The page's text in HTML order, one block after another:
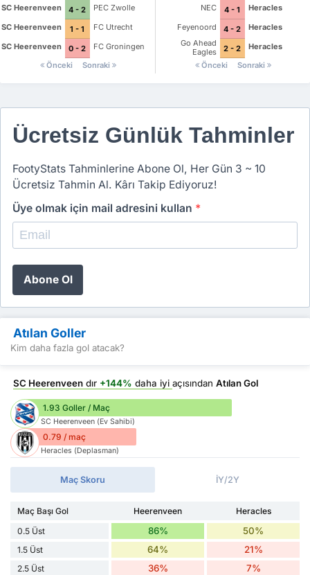
SC Heerenveen 4 - 2
PEC Zwolle
SC Heerenveen
1 - 1
FC Utrecht
SC Heerenveen
0 - 2
FC Groningen
Önceki
Sonraki
NEC 4 - 1
Heracles
Feyenoord
4 - 2
Heracles
Go Ahead
Eagles
2 - 2
Heracles
Önceki
Sonraki
Ücretsiz Günlük Tahminler
FootyStats Tahminlerine Abone Ol, Her Gün 3 ~ 10
Ücretsiz Tahmin Al. Kârı Takip Ediyoruz!
Üye olmak için mail adresini kullan *
Abone Ol
Atılan Goller
Kim daha fazla gol atacak?
SC Heerenveen dır +144% daha iyi açısından Atılan Gol
1.93 Goller / Maç
SC Heerenveen (Ev Sahibi)
0.79 / maç
Heracles (Deplasman)
Maç Skoru İY/2Y
Maç Başı Gol Heerenveen
Heracles
0.5 Üst
86% 50%
1.5 Üst 64% 21%
2.5 Üst 36% 7%